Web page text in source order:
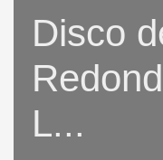
Disco
L...